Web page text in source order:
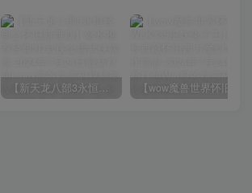
【新天龙八部3永恒经典之怀旧新西瓜】站长推荐经典3D武侠金庸武侠端游-2024年7月24日最新打包Linux服务端源码视频架设教程-完整PC客户端-配套GM工具！